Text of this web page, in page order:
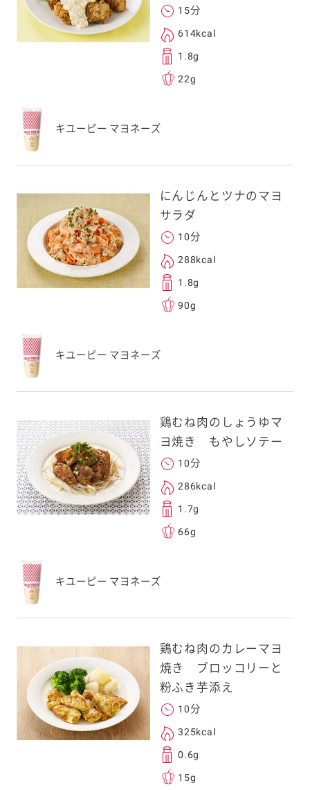
15分
614kcal
1.8g
22g
キユーピー マヨネーズ
にんじんとツナのマヨ
サラダ
10分
288kcal
1.8g
90g
キユーピー マヨネーズ
鶏むね肉のしょうゆマ
ヨ焼き もやしソテー
10分
286kcal
1.7g
66g
キユーピー マヨネーズ
鶏むね肉のカレーマヨ
焼き ブロッコリーと
粉ふき芋添え
10分
325kcal
0.6g
15g